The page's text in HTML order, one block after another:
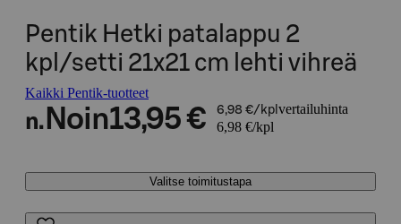
Pentik Hetki patalappu 2
kpl/setti 21x21 cm lehti vihreä
Kaikki Pentik-tuotteet
n. Noin13,95 € 6,98 €/kpl vertailuhinta
6,98 €/kpl
Valitse toimitustapa